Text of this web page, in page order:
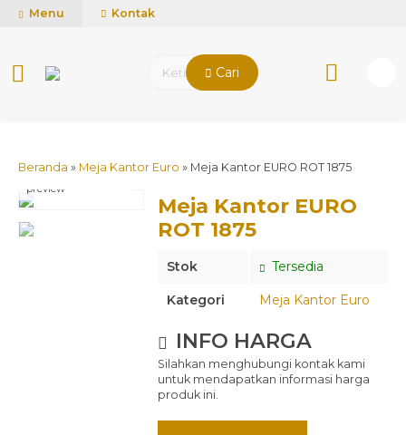
mUCn7CwGawCVTvwq7a99f4AgACOVgZvYEW65FFSDBf0
Menu Kontak
Cari
Beranda » Meja Kantor Euro » Meja Kantor EURO ROT 1875
click image to
preview
Meja Kantor EURO
ROT 1875
Stok Tersedia
Kategori Meja Kantor Euro
INFO HARGA
Silahkan menghubungi kontak kami
untuk mendapatkan informasi harga
produk ini.